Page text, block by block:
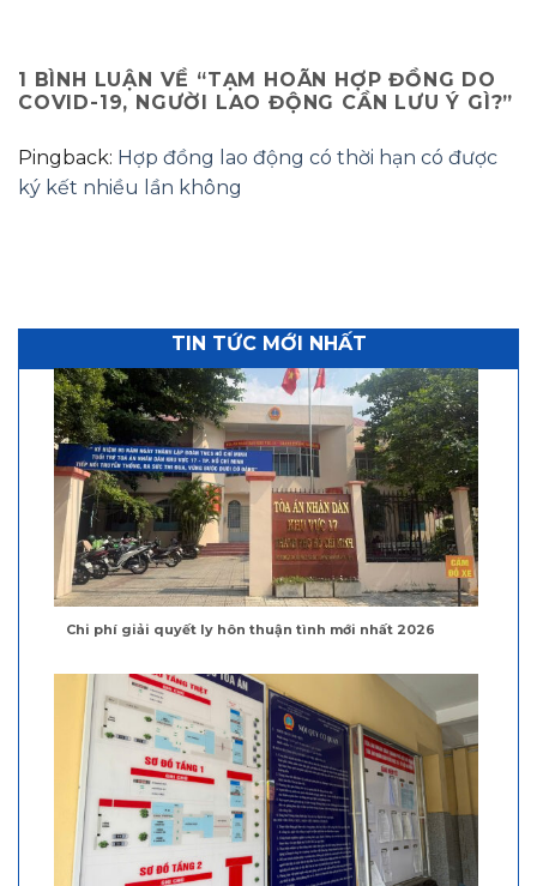
1 BÌNH LUẬN VỀ “TẠM HOÃN HỢP ĐỒNG DO
COVID-19, NGƯỜI LAO ĐỘNG CẦN LƯU Ý GÌ?”
Pingback: Hợp đồng lao động có thời hạn có được
ký kết nhiều lần không
TIN TỨC MỚI NHẤT
Chi phí giải quyết ly hôn thuận tình mới nhất 2026